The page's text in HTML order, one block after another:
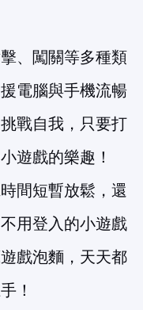
、闖關等多種類
電腦與手機流暢
戰自我，只要打
遊戲的樂趣！
間短暫放鬆，還
用登入的小遊戲
戲泡麵，天天都
！